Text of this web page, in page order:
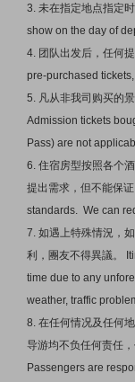
3. 未在指定地点指定
show on the day of
4. 团队出发后，任何
pre-purchased
5. 凡从非我司购买的
Admission tickets
Pass) are not
6. 住宿房型按照各个
提出需求，但不能保
standards. We can
7. 如遇上特殊情況，
利，團友不得異議。
time due to any
weather, traffic
8. 在任何情况及任何
导游均不负任何责任
Passengers are